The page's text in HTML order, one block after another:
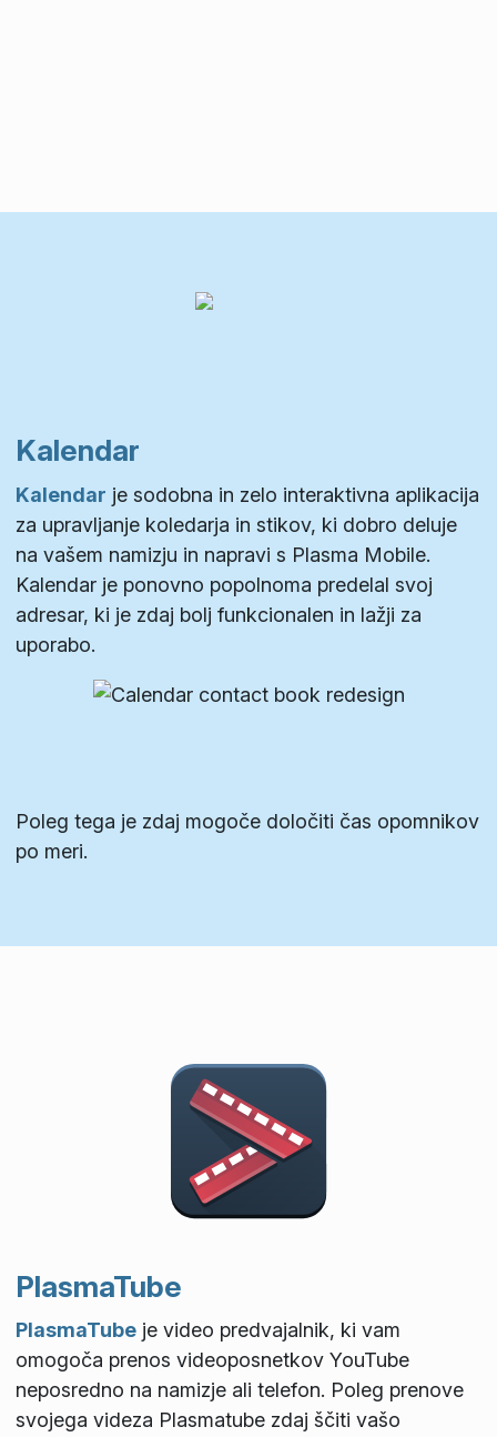
Kalendar
Kalendar je sodobna in zelo interaktivna aplikacija
za upravljanje koledarja in stikov, ki dobro deluje
na vašem namizju in napravi s Plasma Mobile.
Kalendar je ponovno popolnoma predelal svoj
adresar, ki je zdaj bolj funkcionalen in lažji za
uporabo.
Poleg tega je zdaj mogoče določiti čas opomnikov
po meri.
PlasmaTube
PlasmaTubeje video predvajalnik, ki vam
omogoča prenos videoposnetkov YouTube
neposredno na namizje ali telefon. Poleg prenove
svojega videza Plasmatube zdaj ščiti vašo